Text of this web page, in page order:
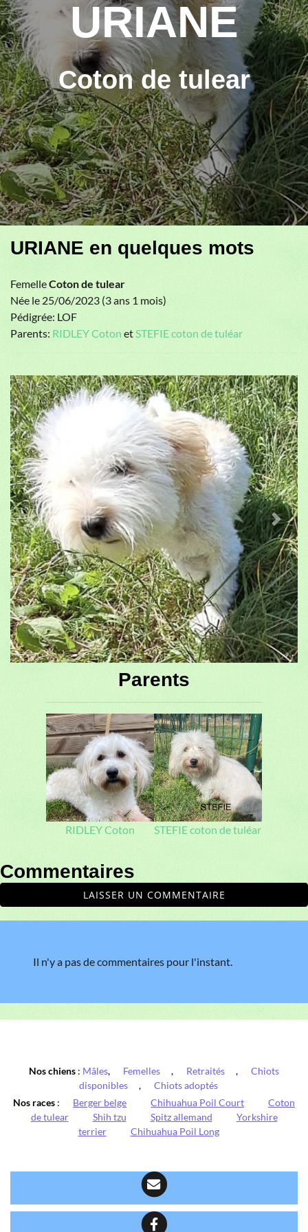
URIANE
Coton de tulear
Previous Next
URIANE en quelques mots
FemelleCoton de tulear
Née le 25/06/2023 (3 ans 1 mois)
Pédigrée: LOF
Parents: RIDLEY Coton etSTEFIE coton de tuléar
Parents
RIDLEY Coton STEFIE coton de tuléar
Commentaires
LAISSER UN COMMENTAIRE
Il n'y a pas de commentaires pour l'instant.
Nos chiens : Mâles, Femelles , Retraités ,
Chiots
disponibles
,
Chiots adoptés
Nos races : Berger belge Chihuahua Poil Court
Coton
de tulear
Shih tzu Spitz allemand
Yorkshire
terrier
Chihuahua Poil Long